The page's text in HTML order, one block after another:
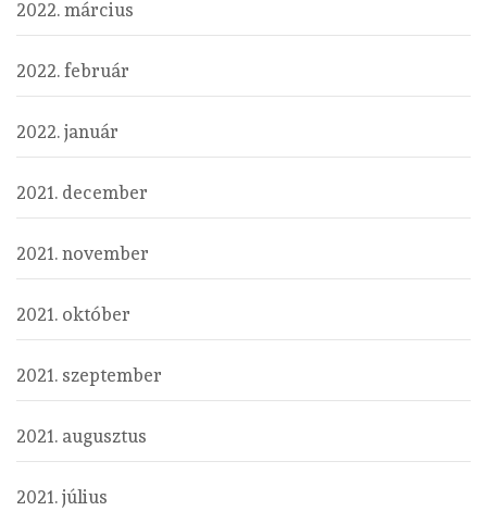
2022. március
2022. február
2022. január
2021. december
2021. november
2021. október
2021. szeptember
2021. augusztus
2021. július